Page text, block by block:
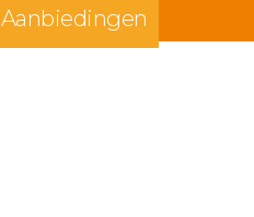
Aanbiedingen